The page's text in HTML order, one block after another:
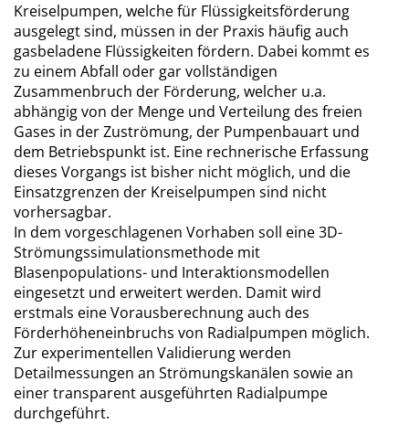
Kreiselpumpen, welche für Flüssigkeitsförderung
ausgelegt sind, müssen in der Praxis häufig auch
gasbeladene Flüssigkeiten fördern. Dabei kommt es
zu einem Abfall oder gar vollständigen
Zusammenbruch der Förderung, welcher u.a.
abhängig von der Menge und Verteilung des freien
Gases in der Zuströmung, der Pumpenbauart und
dem Betriebspunkt ist. Eine rechnerische Erfassung
dieses Vorgangs ist bisher nicht möglich, und die
Einsatzgrenzen der Kreiselpumpen sind nicht
vorhersagbar.
In dem vorgeschlagenen Vorhaben soll eine 3D-
Strömungssimulationsmethode mit
Blasenpopulations- und Interaktionsmodellen
eingesetzt und erweitert werden. Damit wird
erstmals eine Vorausberechnung auch des
Förderhöheneinbruchs von Radialpumpen möglich.
Zur experimentellen Validierung werden
Detailmessungen an Strömungskanälen sowie an
einer transparent ausgeführten Radialpumpe
durchgeführt.